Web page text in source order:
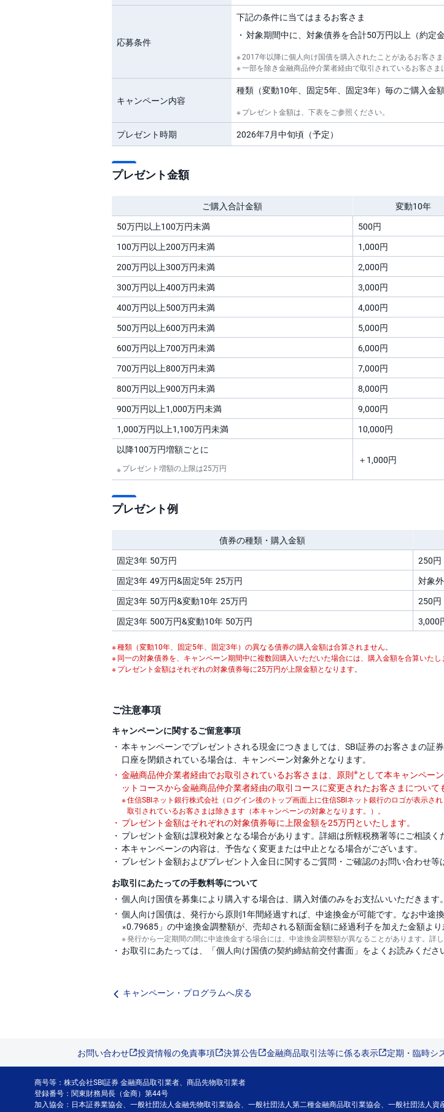
応募条件
下記の条件に当てはまるお客さま
対象期間中に、対象債券を合計50万円以上（約定
2017年以降に個人向け国債を購入されたことがあるお客さ
一部を除き金融商品仲介業者経由で取引されているお客さ
キャンペーン内容
種類（変動10年、固定5年、固定3年）毎のご購入金
プレゼント金額は、下表をご参照ください。
プレゼント時期 2026年7月中旬頃（予定）
プレゼント金額
ご購入合計金額 変動10年
50万円以上100万円未満
500円
100万円以上200万円未満
1,000円
200万円以上300万円未満
2,000円
300万円以上400万円未満
3,000円
400万円以上500万円未満
4,000円
500万円以上600万円未満
5,000円
600万円以上700万円未満
6,000円
700万円以上800万円未満
7,000円
800万円以上900万円未満
8,000円
900万円以上1,000万円未満
9,000円
1,000万円以上1,100万円未満
10,000円
以降100万円増額ごとに
プレゼント増額の上限は25万円
＋1,000円
プレゼント例
債券の種類・購入金額
固定3年 50万円
250円
固定3年 49万円&固定5年 25万円
対象外
固定3年 50万円&変動10年 25万円
250円
固定3年 500万円&変動10年 50万円
3,000
種類（変動10年、固定5年、固定3年）の異なる債券の購入金額は合算されません。
同一の対象債券を、キャンペーン期間中に複数回購入いただいた場合には、購入金額を合算いたし
プレゼント金額はそれぞれの対象債券毎に25万円が上限金額となります。
ご注意事項
キャンペーンに関するご留意事項
本キャンペーンでプレゼントされる現金につきましては、SBI証券のお客さまの
口座を閉鎖されている場合は、キャンペーン対象外となります。
金融商品仲介業者経由でお取引されているお客さまは、原則※として本キャンペー
ットコースから金融商品仲介業者経由の取引コースに変更されたお客さまについて
住信SBIネット銀行株式会社（ログイン後のトップ画面上に住信SBIネット銀行のロゴが表示
取引されているお客さまは除きます（本キャンペーンの対象となります。）。
プレゼント金額はそれぞれの対象債券毎に上限金額を25万円といたします。
プレゼント金額は課税対象となる場合があります。詳細は所轄税務署等にご相談く
本キャンペーンの内容は、予告なく変更または中止となる場合がございます。
プレゼント金額およびプレゼント入金日に関するご質問・ご確認のお問い合わせ等
お取引にあたっての手数料等について
個人向け国債を募集により購入する場合は、購入対価のみをお支払いいただきます。
個人向け国債は、発行から原則1年間経過すれば、中途換金が可能です。なお中途
×0.79685」の中途換金調整額が、売却される額面金額に経過利子を加えた金額より
発行から一定期間の間に中途換金する場合には、中途換金調整額が異なることがあります。詳
お取引にあたっては、「個人向け国債の契約締結前交付書面」をよくお読みくださ
キャンペーン・プログラムへ戻る
お問い合わせ 投資情報の免責事項 決算公告 金融商品取引法等に係る表示 定期・臨時シ
商号等：株式会社SBI証券 金融商品取引業者、商品先物取引業者
登録番号：関東財務局長（金商）第44号
加入協会：日本証券業協会、一般社団法人金融先物取引業協会、一般社団法人第二種金融商品取引業協会、一般社団法人